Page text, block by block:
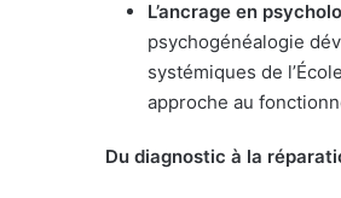
L’ancrage en
psychogénéalogie
systémiques de
approche au
Du diagnostic à la